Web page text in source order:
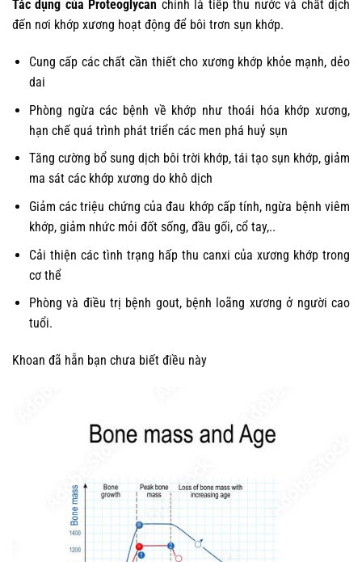
Tác dụng của Proteoglycan chính là tiếp thu nước và chất dịch
đến nơi khớp xương hoạt động để bôi trơn sụn khớp.
Cung cấp các chất cần thiết cho xương khớp khỏe mạnh, dẻo
dai
Phòng ngừa các bệnh về khớp như thoái hóa khớp xương,
hạn chế quá trình phát triển các men phá huỷ sụn
Tăng cường bổ sung dịch bôi trời khớp, tái tạo sụn khớp, giảm
ma sát các khớp xương do khô dịch
Giảm các triệu chứng của đau khớp cấp tính, ngừa bệnh viêm
khớp, giảm nhức mỏi đốt sống, đầu gối, cổ tay,..
Cải thiện các tình trạng hấp thu canxi của xương khớp trong
cơ thể
Phòng và điều trị bệnh gout, bệnh loãng xương ở người cao
tuổi.
Khoan đã hẵn bạn chưa biết điều này